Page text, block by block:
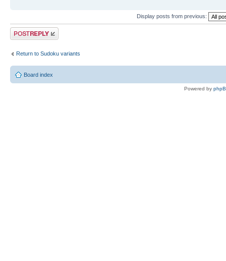
Display posts from previous:
Post a reply
Return to Sudoku variants
Board index
Powered by